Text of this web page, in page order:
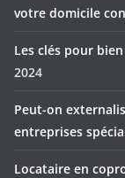
votre domicile
Les clés pour
2024
Peut-on
entreprises
Locataire en